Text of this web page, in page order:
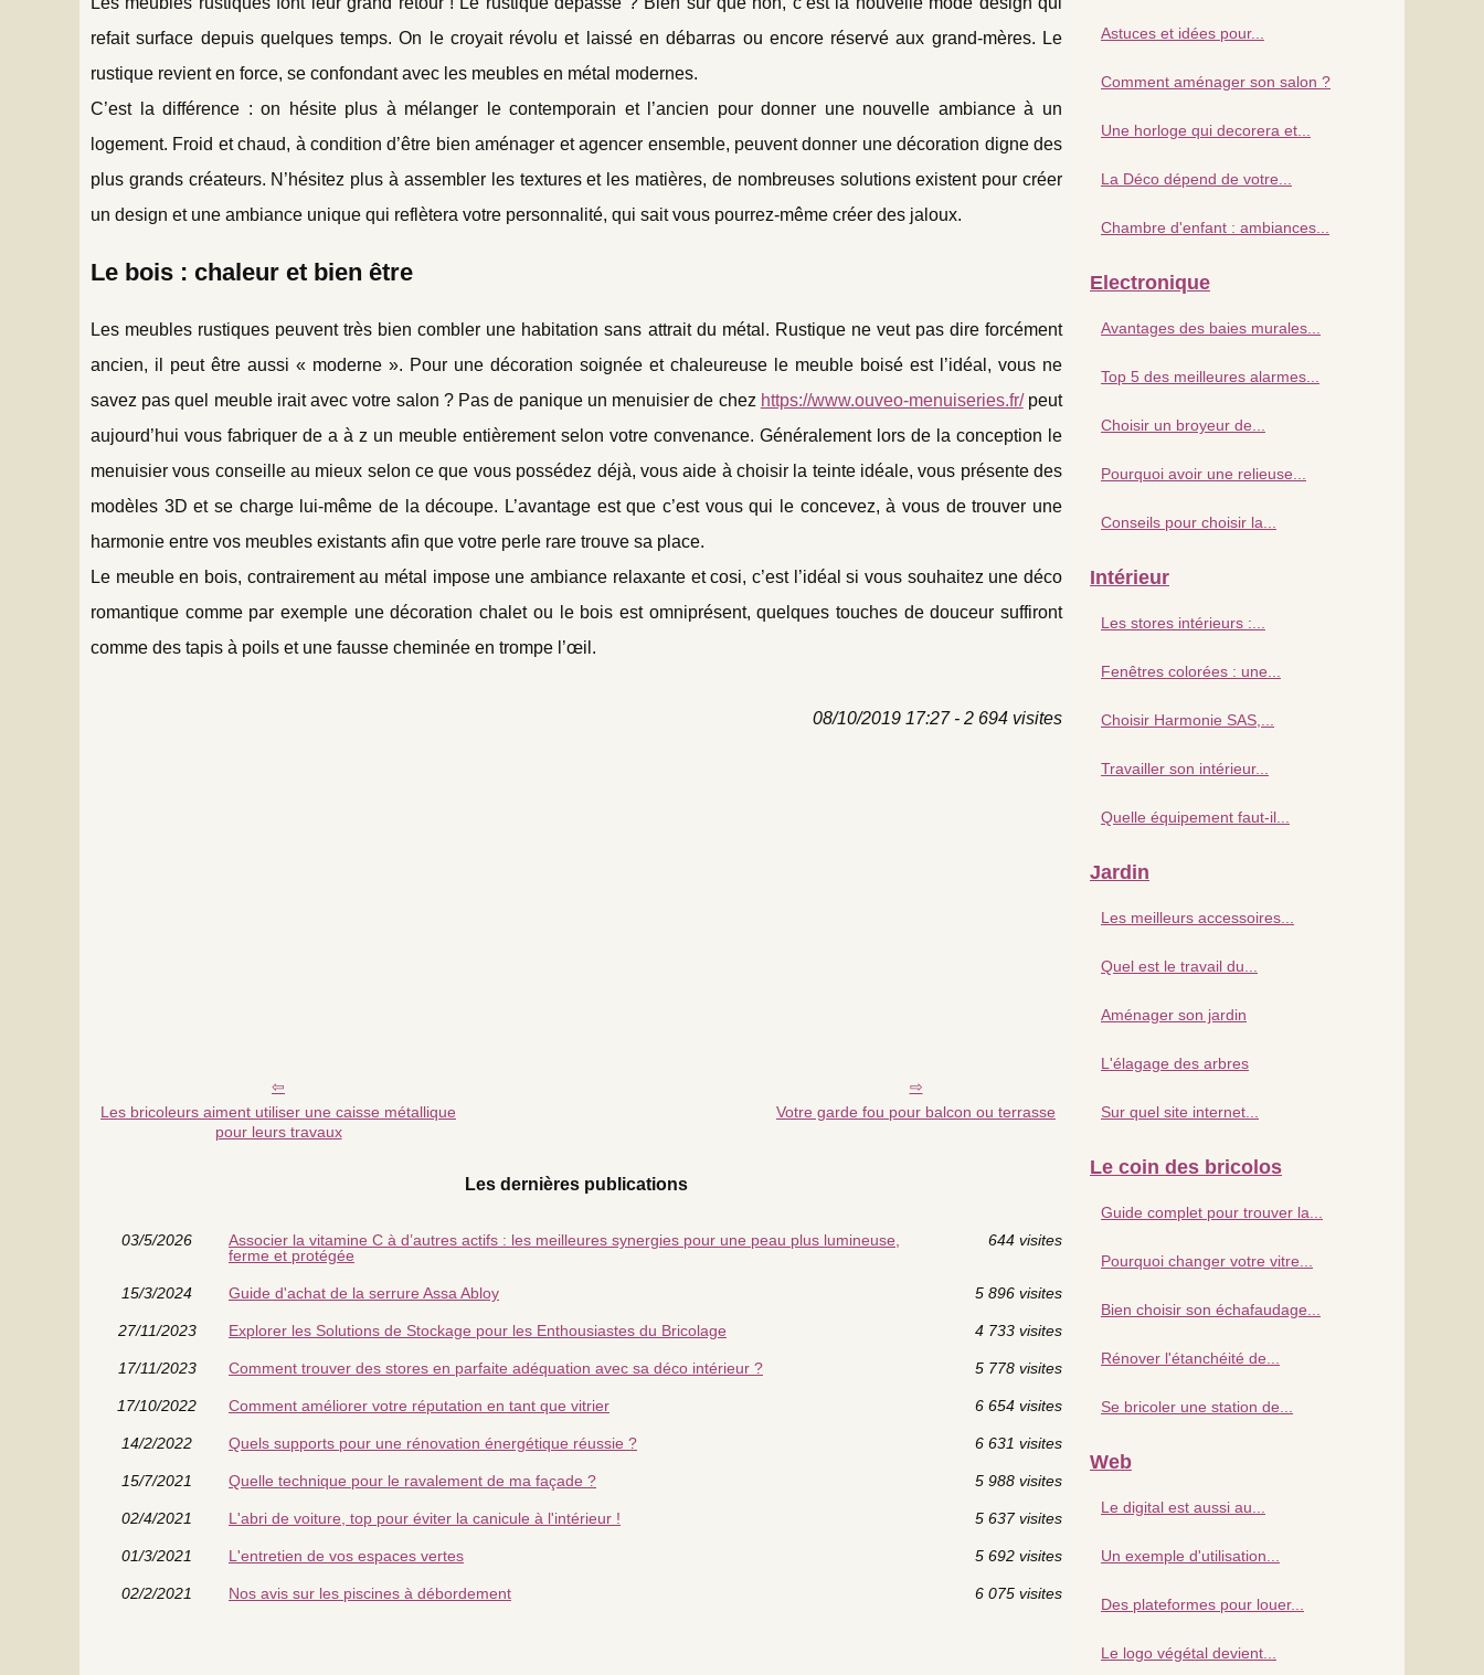
refait surface depuis quelques temps. On le croyait révolu et laissé en débarras ou encore réservé aux grand-mères. Le
rustique revient en force, se confondant avec les meubles en métal modernes.
C’est la différence : on hésite plus à mélanger le contemporain et l’ancien pour donner une nouvelle ambiance à un
logement. Froid et chaud, à condition d’être bien aménager et agencer ensemble, peuvent donner une décoration digne des
plus grands créateurs. N’hésitez plus à assembler les textures et les matières, de nombreuses solutions existent pour créer
un design et une ambiance unique qui reflètera votre personnalité, qui sait vous pourrez-même créer des jaloux.
Le bois : chaleur et bien être
Les meubles rustiques peuvent très bien combler une habitation sans attrait du métal. Rustique ne veut pas dire forcément
ancien, il peut être aussi « moderne ». Pour une décoration soignée et chaleureuse le meuble boisé est l’idéal, vous ne
savez pas quel meuble irait avec votre salon ? Pas de panique un menuisier de chez https://www.ouveo-menuiseries.fr/peut
aujourd’hui vous fabriquer de a à z un meuble entièrement selon votre convenance. Généralement lors de la conception le
menuisier vous conseille au mieux selon ce que vous possédez déjà, vous aide à choisir la teinte idéale, vous présente des
modèles 3D et se charge lui-même de la découpe. L’avantage est que c’est vous qui le concevez, à vous de trouver une
harmonie entre vos meubles existants afin que votre perle rare trouve sa place.
Le meuble en bois, contrairement au métal impose une ambiance relaxante et cosi, c’est l’idéal si vous souhaitez une déco
romantique comme par exemple une décoration chalet ou le bois est omniprésent, quelques touches de douceur suffiront
comme des tapis à poils et une fausse cheminée en trompe l’œil.
08/10/2019 17:27 - 2 694 visites
Les bricoleurs aiment utiliser une caisse métallique
pour leurs travaux
Votre garde fou pour balcon ou terrasse
Les dernières publications
03/5/2026
Associer la vitamine C à d’autres actifs : les meilleures synergies pour une peau plus lumineuse,
ferme et protégée
644 visites
15/3/2024 Guide d'achat de la serrure Assa Abloy 5 896 visites
27/11/2023 Explorer les Solutions de Stockage pour les Enthousiastes du Bricolage 4 733 visites
17/11/2023 Comment trouver des stores en parfaite adéquation avec sa déco intérieur ? 5 778 visites
17/10/2022 Comment améliorer votre réputation en tant que vitrier 6 654 visites
14/2/2022 Quels supports pour une rénovation énergétique réussie ? 6 631 visites
15/7/2021 Quelle technique pour le ravalement de ma façade ? 5 988 visites
02/4/2021 L'abri de voiture, top pour éviter la canicule à l'intérieur ! 5 637 visites
01/3/2021 L'entretien de vos espaces vertes 5 692 visites
02/2/2021 Nos avis sur les piscines à débordement 6 075 visites
Astuces et idées pour...
Comment aménager son salon ?
Une horloge qui decorera et...
La Déco dépend de votre...
Chambre d'enfant : ambiances...
Electronique
Avantages des baies murales...
Top 5 des meilleures alarmes...
Choisir un broyeur de...
Pourquoi avoir une relieuse...
Conseils pour choisir la...
Intérieur
Les stores intérieurs :...
Fenêtres colorées : une...
Choisir Harmonie SAS,...
Travailler son intérieur...
Quelle équipement faut-il...
Jardin
Les meilleurs accessoires...
Quel est le travail du...
Aménager son jardin
L'élagage des arbres
Sur quel site internet...
Le coin des bricolos
Guide complet pour trouver la...
Pourquoi changer votre vitre...
Bien choisir son échafaudage...
Rénover l'étanchéité de...
Se bricoler une station de...
Web
Le digital est aussi au...
Un exemple d'utilisation...
Des plateformes pour louer...
Le logo végétal devient...